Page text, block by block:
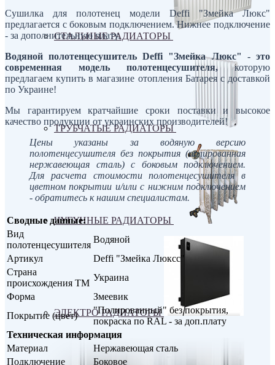
СТАЛЬНЫЕ РАДИАТОРЫ
ТРУБЧАТЫЕ РАДИАТОРЫ
ЧУГУННЫЕ РАДИАТОРЫ
ЭЛЕКТРО РАДИАТОРЫ
Сушилка для полотенец модели Deffi "Змейка Люкс"
предлагается с боковым подключением. Нижнее подключение
- за дополнительную плату.
Водяной полотенцесушитель Deffi "Змейка Люкс" - это
современная модель полотенцесушителя,которую
предлагаем купить в магазине отопления Батарея с доставкой
по Украине!
Мы гарантируем кратчайшие сроки поставки и высокое
качество продукции от украинских производителей!
Цены указаны за водяную версию
полотенцесушителя без покрытия (полированная
нержавеющая сталь) с боковым подключением.
Для расчета стоимости полотенцесушителя в
цветном покрытии и/или с нижним подключением
- обратитесь к нашим специалистам.
Сводные данные:
Вид
полотенцесушителя
Водяной
Артикул
Deffi "Змейка Люксс"
Страна
происхождения ТМ
Украина
Форма
Змеевик
Покрытие (цвет)
"Полированный" без покрытия,
покраска по RAL - за доп.плату
Техническая информация
Материал
Нержавеющая сталь
Подключение
Боковое